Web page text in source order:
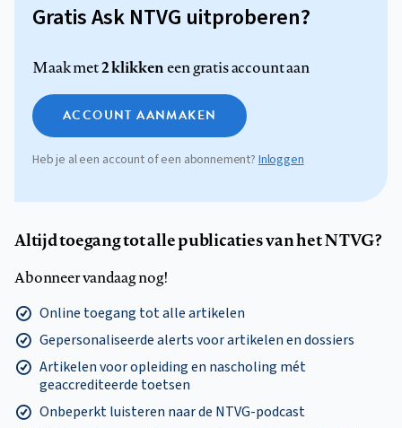
Gratis Ask NTVG uitproberen?
Maak met2 klikkeneen gratis account aan
ACCOUNT AANMAKEN
Heb je al een account of een abonnement?Inloggen
Altijd toegang tot alle publicaties van het NTVG?
Abonneer vandaag nog!
Online toegang tot alle artikelen
Gepersonaliseerde alerts voor artikelen en dossiers
Artikelen voor opleiding en nascholing mét
geaccrediteerde toetsen
Onbeperkt luisteren naar de NTVG-podcast